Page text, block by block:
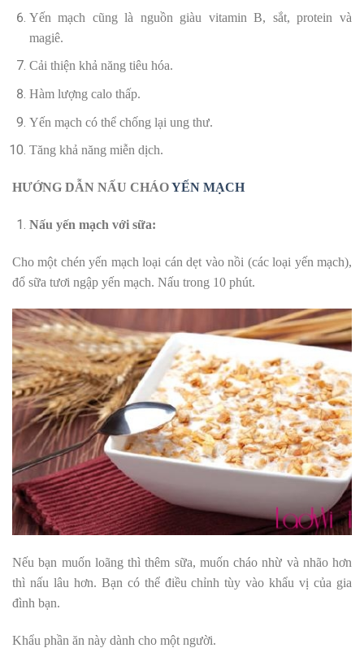
Yến mạch cũng là nguồn giàu vitamin B, sắt, protein và
magiê.
Cải thiện khả năng tiêu hóa.
Hàm lượng calo thấp.
Yến mạch có thể chống lại ung thư.
Tăng khả năng miễn dịch.
HƯỚNG DẪN NẤU CHÁOYẾN MẠCH
Nấu yến mạch với sữa:
Cho một chén yến mạch loại cán dẹt vào nồi (các loại yến mạch),
đổ sữa tươi ngập yến mạch. Nấu trong 10 phút.
Nếu bạn muốn loãng thì thêm sữa, muốn cháo nhừ và nhão hơn
thì nấu lâu hơn. Bạn có thể điều chỉnh tùy vào khẩu vị của gia
đình bạn.
Khẩu phần ăn này dành cho một người.